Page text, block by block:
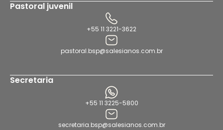
Pastoral juvenil
+55 11 3221-3622
pastoral.bsp@salesianos.com.br
Secretaria
+55 11 3225-5800
secretaria.bsp@salesianos.com.br